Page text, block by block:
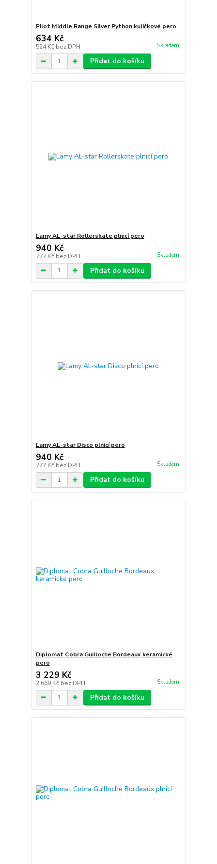
Pilot Middle Range Silver Python kuličkové pero
634 Kč
524 Kč bez DPH Skladem
Přidat do košíku
Lamy AL-star Rollerskate plnicí pero
940 Kč
777 Kč bez DPH Skladem
Přidat do košíku
Lamy AL-star Disco plnicí pero
940 Kč
777 Kč bez DPH Skladem
Přidat do košíku
Diplomat Cobra Guilloche Bordeaux keramické
pero
3 229 Kč
2 669 Kč bez DPH Skladem
Přidat do košíku